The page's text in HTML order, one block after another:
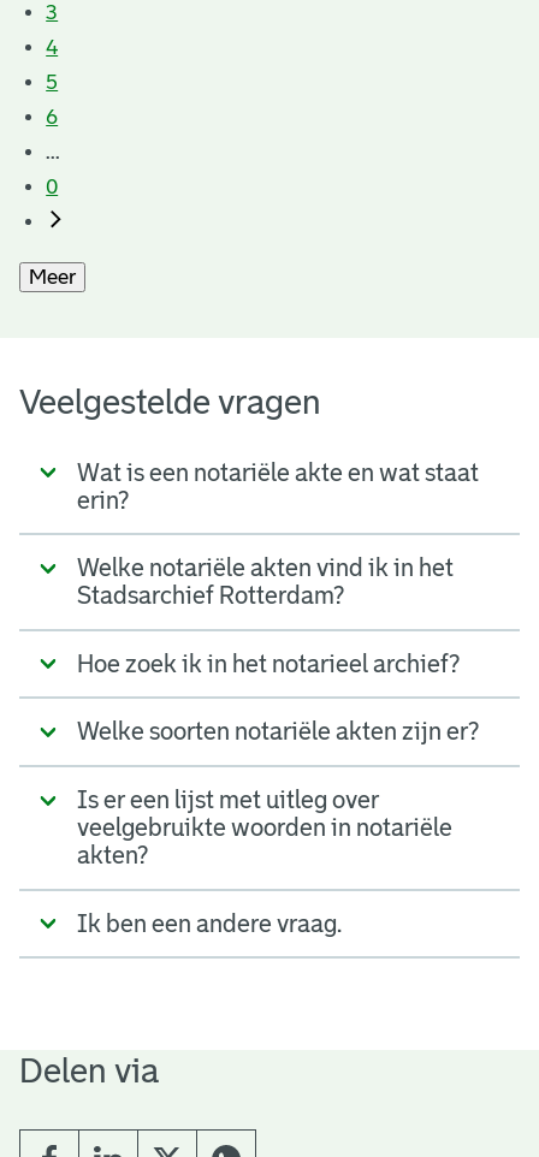
3
4
5
6
...
0
Meer
Veelgestelde vragen
Wat is een notariële akte en wat staat
erin?
Welke notariële akten vind ik in het
Stadsarchief Rotterdam?
Hoe zoek ik in het notarieel archief?
Welke soorten notariële akten zijn er?
Is er een lijst met uitleg over
veelgebruikte woorden in notariële
akten?
Ik ben een andere vraag.
Delen via